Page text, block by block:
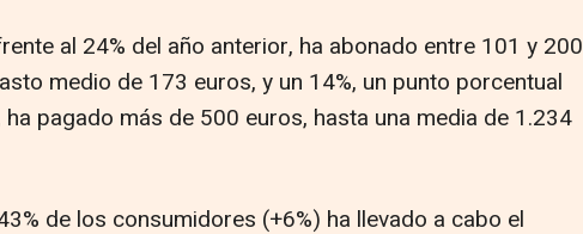
al 24% del año anterior, ha abonado entre 101 y 200
medio de 173 euros, y un 14%, un punto porcentual
pagado más de 500 euros, hasta una media de 1.234
de los consumidores (+6%) ha llevado a cabo el